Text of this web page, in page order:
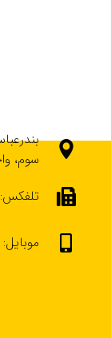
سوم،
تلفکس: 33675935-076
موبایل: 09177176899